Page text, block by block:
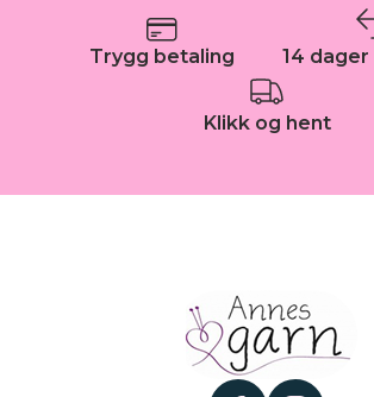
Trygg betaling 14
Klikk og hent